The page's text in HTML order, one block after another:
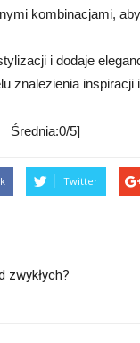
kombinacjami,
i dodaje
znalezienia
Średnia:0/5]
Twitter
zwykłych?